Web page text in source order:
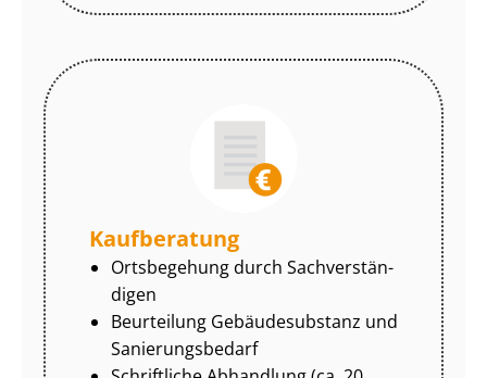
Kaufberatung
Ortsbegehung durch Sach­ver­stän­
di­gen
Beurteilung Gebäudesubstanz und
Sa­nie­rungs­be­darf